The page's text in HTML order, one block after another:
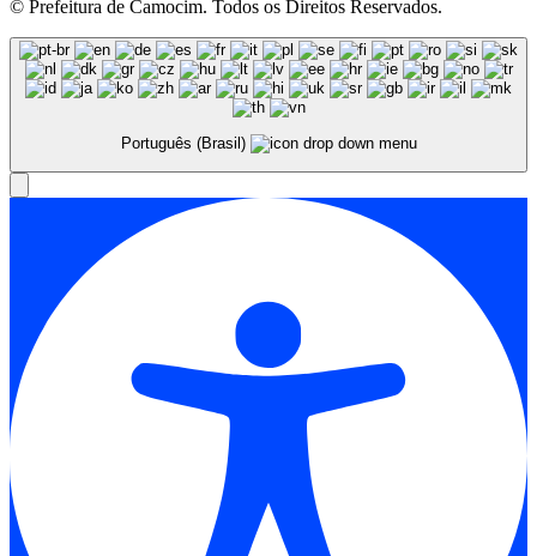
© Prefeitura de Camocim. Todos os Direitos Reservados.
Português (Brasil)